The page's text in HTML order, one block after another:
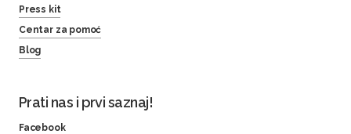
Press kit
Centar za pomoć
Blog
Prati nas i prvi saznaj!
Facebook